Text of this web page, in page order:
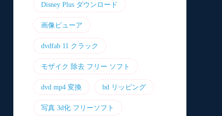
Disney Plus ダウンロード
画像ビューア
dvdfab 11 クラック
モザイク 除去 フリー ソフト
dvd mp4 変換 bd リッピング
写真 3d化 フリーソフト